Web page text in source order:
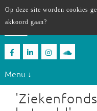
Menu ↓
Op deze site worden cookies
akkoord gaan?